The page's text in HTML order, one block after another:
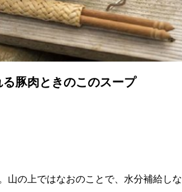
豚肉ときのこのスープ
山の上ではなおのことで、水分補給しな